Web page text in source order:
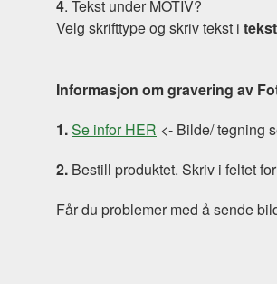
4. Tekst under MOTIV?
Velg skrifttype og skriv tekst i
Informasjon om gravering av
1.Se infor HER <- Bilde/ tegning
2. Bestill produktet. Skriv i feltet
Får du problemer med å sende